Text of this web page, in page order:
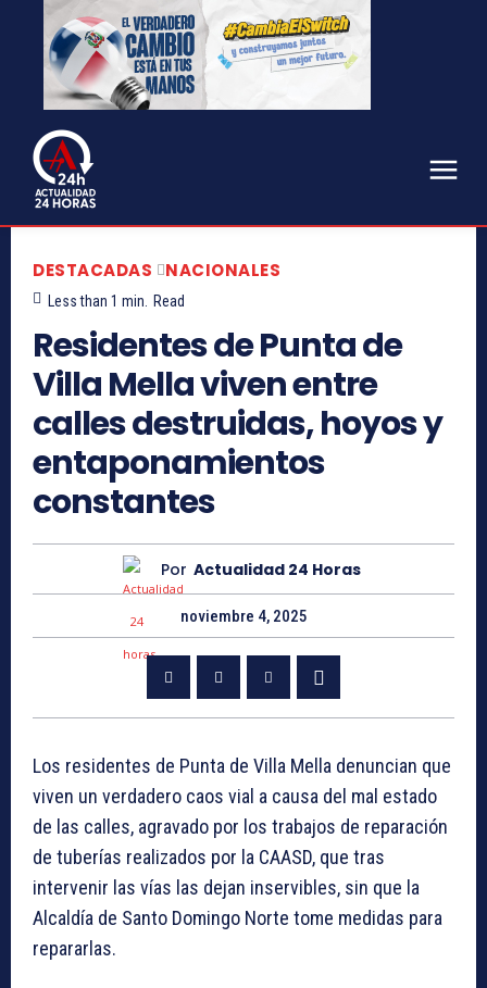
DESTACADAS NACIONALES
Less than 1 min. Read
Residentes de Punta de
Villa Mella viven entre
calles destruidas, hoyos y
entaponamientos
constantes
Por Actualidad 24 Horas
noviembre 4, 2025
Los residentes de Punta de Villa Mella denuncian que
viven un verdadero caos vial a causa del mal estado
de las calles, agravado por los trabajos de reparación
de tuberías realizados por la CAASD, que tras
intervenir las vías las dejan inservibles, sin que la
Alcaldía de Santo Domingo Norte tome medidas para
repararlas.